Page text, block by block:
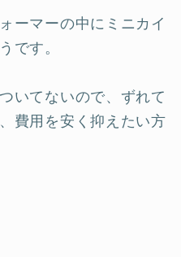
ーマーの中にミニカイ
です。
いてないので、ずれて
費用を安く抑えたい方